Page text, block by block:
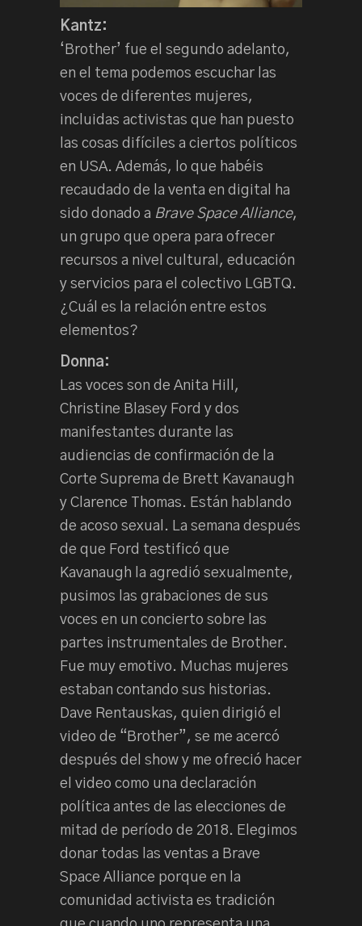
Kantz:
‘Brother’ fue el segundo adelanto,
en el tema podemos escuchar las
voces de diferentes mujeres,
incluidas activistas que han puesto
las cosas difíciles a ciertos políticos
en USA. Además, lo que habéis
recaudado de la venta en digital ha
sido donado a Brave Space Alliance,
un grupo que opera para ofrecer
recursos a nivel cultural, educación
y servicios para el colectivo LGBTQ.
¿Cuál es la relación entre estos
elementos?
Donna:
Las voces son de Anita Hill,
Christine Blasey Ford y dos
manifestantes durante las
audiencias de confirmación de la
Corte Suprema de Brett Kavanaugh
y Clarence Thomas. Están hablando
de acoso sexual. La semana después
de que Ford testificó que
Kavanaugh la agredió sexualmente,
pusimos las grabaciones de sus
voces en un concierto sobre las
partes instrumentales de Brother.
Fue muy emotivo. Muchas mujeres
estaban contando sus historias.
Dave Rentauskas, quien dirigió el
video de “Brother”, se me acercó
después del show y me ofreció hacer
el video como una declaración
política antes de las elecciones de
mitad de período de 2018. Elegimos
donar todas las ventas a Brave
Space Alliance porque en la
comunidad activista es tradición